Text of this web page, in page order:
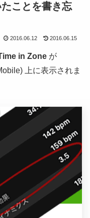
ことを書き忘
2016.06.12 2016.06.15
in Zone が
上に表示されま